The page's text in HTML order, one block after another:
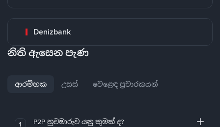
Denizbank
නිති ඇසෙන පැණ
ආරම්භක උසස් වෙළෙඳ ප්‍රචාරකයන්
1 P2P හුවමාරුව යනු කුමක් ද?